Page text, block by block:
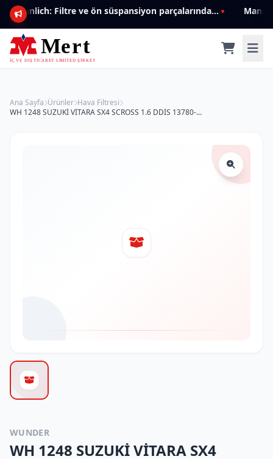
Mannlich: Filtre ve ön süspansiyon parçalarında genişleyen ürün yelpazesiyle kalite ve güven.
Ana Sayfa Ürünler Hava Filtresi
WH 1248 SUZUKİ VİTARA SX4 SCROSS 1.6 DDİS 13780-62M00 Hava Filtresi
WUNDER
WH 1248 SUZUKİ VİTARA SX4